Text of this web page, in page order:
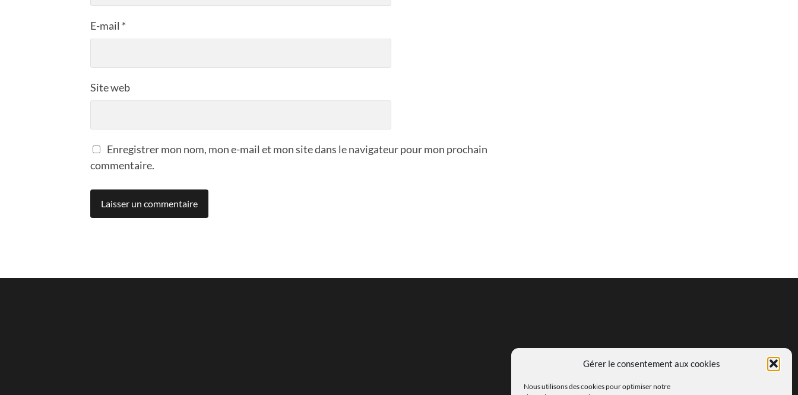
Gérer le consentement aux cookies
Nous utilisons des cookies pour optimiser notre
E-mail *
Site web
Enregistrer mon nom, mon e-mail et mon site dans le navigateur pour mon prochain
commentaire.